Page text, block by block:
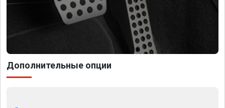
Дополнительные опции